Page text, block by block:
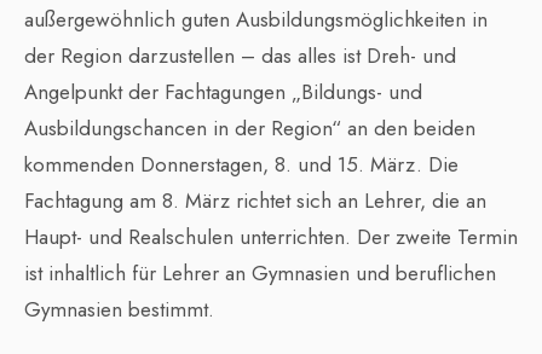
außergewöhnlich guten Ausbildungsmöglichkeiten in
der Region darzustellen – das alles ist Dreh- und
Angelpunkt der Fachtagungen „Bildungs- und
Ausbildungschancen in der Region“ an den beiden
kommenden Donnerstagen, 8. und 15. März. Die
Fachtagung am 8. März richtet sich an Lehrer, die an
Haupt- und Realschulen unterrichten. Der zweite Termin
ist inhaltlich für Lehrer an Gymnasien und beruflichen
Gymnasien bestimmt.